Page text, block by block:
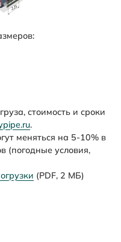
стоимость и сроки
.
меняться на 5-10% в
(погодные условия,
(PDF, 2 МБ)